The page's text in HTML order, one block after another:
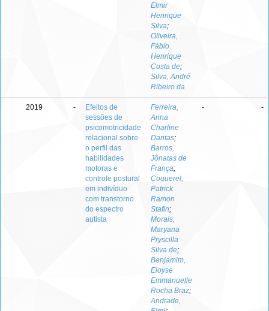
Elmir
Henrique
Silva;
Oliveira,
Fábio
Henrique
Costa de;
Silva, André
Ribeiro da
2019 -
Efeitos de
sessões de
psicomotricidade
relacional sobre
o perfil das
habilidades
motoras e
controle postural
em indivíduo
com transtorno
do espectro
autista
Ferreira,
Anna
Charline
Dantas;
Barros,
Jônatas de
França;
Coquerel,
Patrick
Ramon
Stafin;
Morais,
Maryana
Pryscilla
Silva de;
Benjamim,
Eloyse
Emmanuelle
Rocha Braz;
Andrade,
- -